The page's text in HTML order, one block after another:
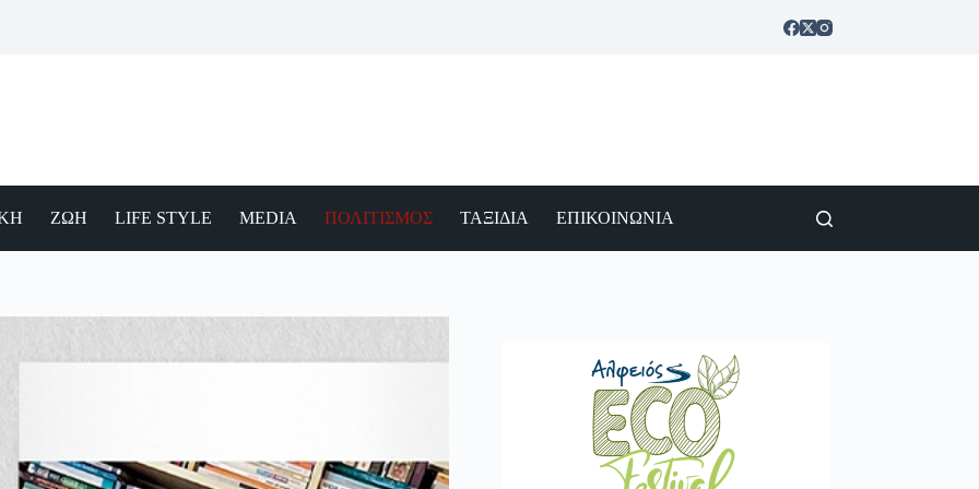
ΖΩΗ LIFE STYLE MEDIA ΠΟΛΙΤΙΣΜΟΣ ΤΑΞΙΔΙΑ ΕΠΙΚΟΙΝΩΝΙΑ